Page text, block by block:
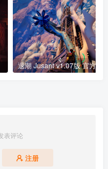
退潮 Jusant v1.07版 官方中
表评论
注册